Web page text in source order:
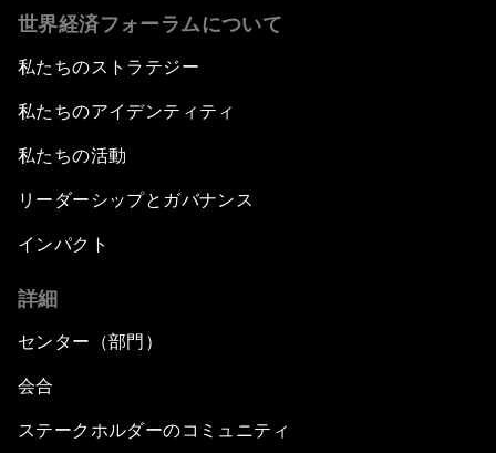
世界経済フォーラムについて
私たちのストラテジー
私たちのアイデンティティ
私たちの活動
リーダーシップとガバナンス
インパクト
詳細
センター（部門）
会合
ステークホルダーのコミュニティ